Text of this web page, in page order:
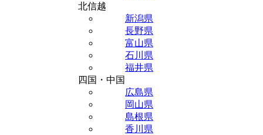
北信越
新潟県
長野県
富山県
石川県
福井県
四国・中国
広島県
岡山県
島根県
香川県